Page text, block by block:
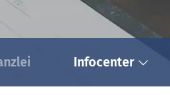
Infocenter